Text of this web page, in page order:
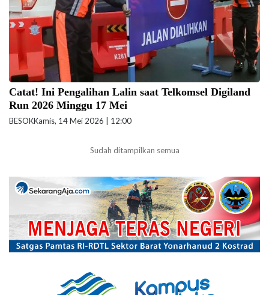
Catat! Ini Pengalihan Lalin saat Telkomsel Digiland
Run 2026 Minggu 17 Mei
BESOKKamis, 14 Mei 2026 | 12:00
Sudah ditampilkan semua